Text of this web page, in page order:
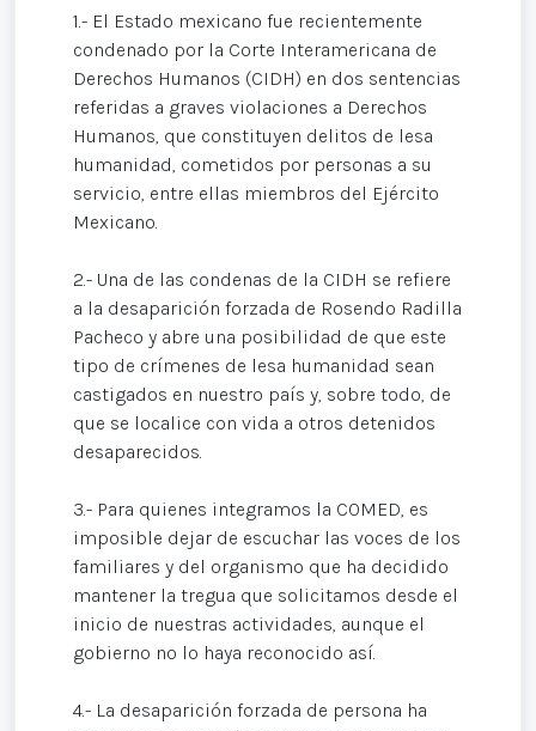
1.- El Estado mexicano fue recientemente
condenado por la Corte Interamericana de
Derechos Humanos (CIDH) en dos sentencias
referidas a graves violaciones a Derechos
Humanos, que constituyen delitos de lesa
humanidad, cometidos por personas a su
servicio, entre ellas miembros del Ejército
Mexicano.
2.- Una de las condenas de la CIDH se refiere
a la desaparición forzada de Rosendo Radilla
Pacheco y abre una posibilidad de que este
tipo de crímenes de lesa humanidad sean
castigados en nuestro país y, sobre todo, de
que se localice con vida a otros detenidos
desaparecidos.
3.- Para quienes integramos la COMED, es
imposible dejar de escuchar las voces de los
familiares y del organismo que ha decidido
mantener la tregua que solicitamos desde el
inicio de nuestras actividades, aunque el
gobierno no lo haya reconocido así.
4.- La desaparición forzada de persona ha